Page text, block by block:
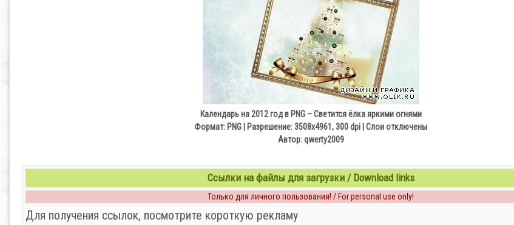
Календарь на 2012 год в PNG – Светится ёлка яркими огнями
Формат: PNG | Разрешение: 3508x4961, 300 dpi | Слои отключены
Автор: qwerty2009
Ссылки на файлы для загрузки / Download links
Только для личного пользования! / For personal use only!
Для получения ссылок, посмотрите короткую рекламу